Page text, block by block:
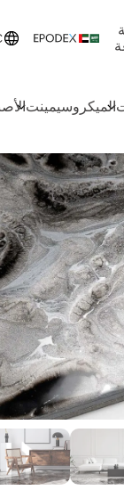
الميكروسيمينت